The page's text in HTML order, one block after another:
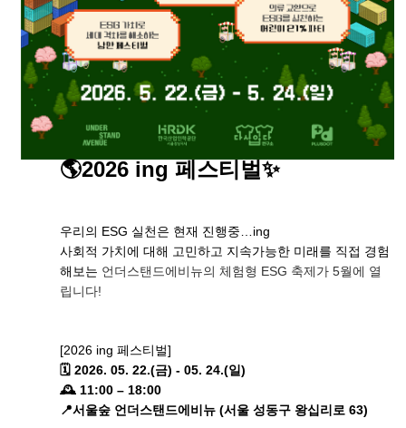
🌎2026 ing 페스티벌✨
우리의 ESG 실천은 현재 진행중…ing
사회적 가치에 대해 고민하고 지속가능한 미래를 직접 경험
해보는 언더스탠드에비뉴의 체험형 ESG 축제가 5월에 열
립니다!
[2026 ing 페스티벌]
🗓️ 2026. 05. 22.(금) - 05. 24.(일)
🕰️ 11:00 – 18:00
📍서울숲 언더스탠드에비뉴 (서울 성동구 왕십리로 63)